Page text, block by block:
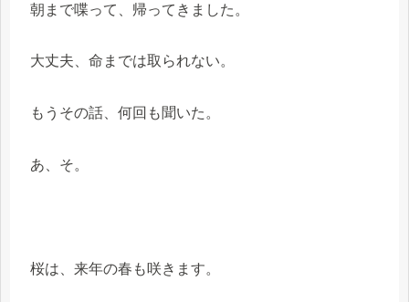
朝まで喋って、帰ってきました。
大丈夫、命までは取られない。
もうその話、何回も聞いた。
あ、そ。
桜は、来年の春も咲きます。